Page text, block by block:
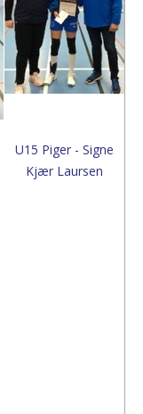
U15 Piger - Signe
Kjær Laursen